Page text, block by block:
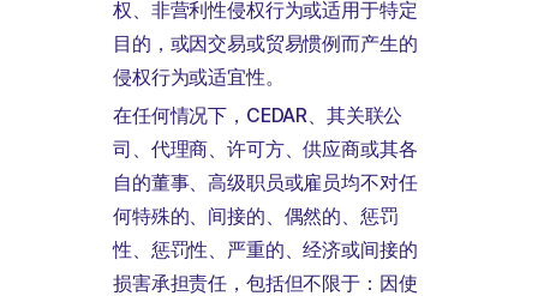
权、非营利性侵权行为或适用于特定
目的，或因交易或贸易惯例而产生的
侵权行为或适宜性。
在任何情况下，CEDAR、其关联公
司、代理商、许可方、供应商或其各
自的董事、高级职员或雇员均不对任
何特殊的、间接的、偶然的、惩罚
性、惩罚性、严重的、经济或间接的
损害承担责任，包括但不限于：因使